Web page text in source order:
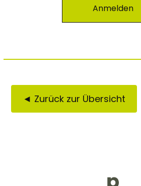
Anmelden
◄ Zurück zur Übersicht